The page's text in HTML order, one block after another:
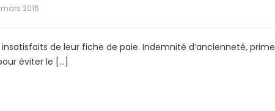
mars 2016
de leur fiche de paie. Indemnité d’ancienneté, prime
éviter le […]